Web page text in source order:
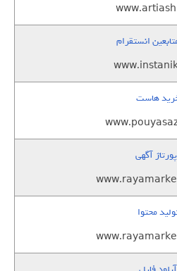
انستقرام
هاست
آگهی
محتوا